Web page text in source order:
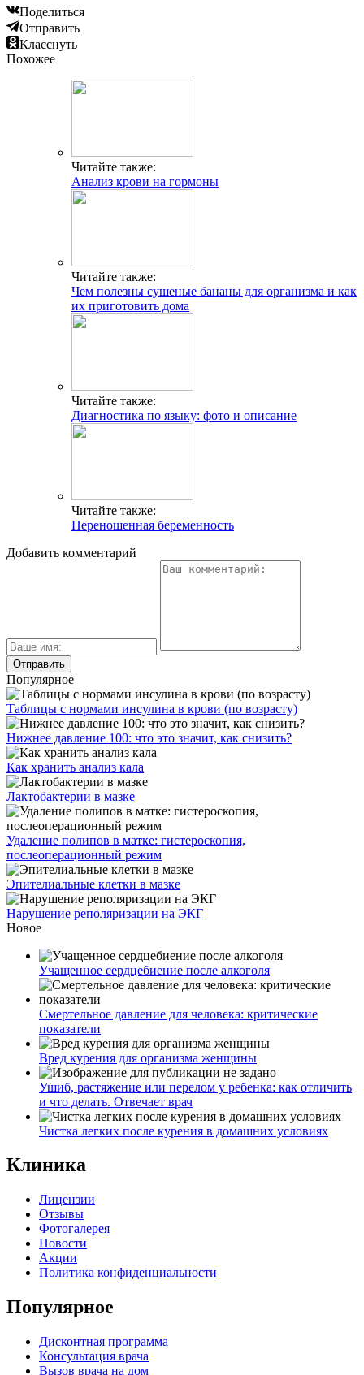
Поделиться
Отправить
Класснуть
Похожее
Читайте также:
Анализ крови на гормоны
Читайте также:
Чем полезны сушеные бананы для организма и как
их приготовить дома
Читайте также:
Диагностика по языку: фото и описание
Читайте также:
Переношенная беременность
Добавить комментарий
Популярное
Таблицы с нормами инсулина в крови (по возрасту)
Нижнее давление 100: что это значит, как снизить?
Как хранить анализ кала
Лактобактерии в мазке
Удаление полипов в матке: гистероскопия,
послеоперационный режим
Эпителиальные клетки в мазке
Нарушение реполяризации на ЭКГ
Новое
Учащенное сердцебиение после алкоголя
Смертельное давление для человека: критические
показатели
Вред курения для организма женщины
Ушиб, растяжение или перелом у ребенка: как отличить
и что делать. Отвечает врач
Чистка легких после курения в домашних условиях
Клиника
Лицензии
Отзывы
Фотогалерея
Новости
Акции
Политика конфиденциальности
Популярное
Дисконтная программа
Консультация врача
Вызов врача на дом